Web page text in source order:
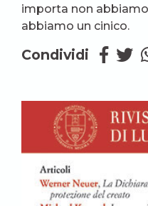
importa non
abbiamo un cinico.
Condividi